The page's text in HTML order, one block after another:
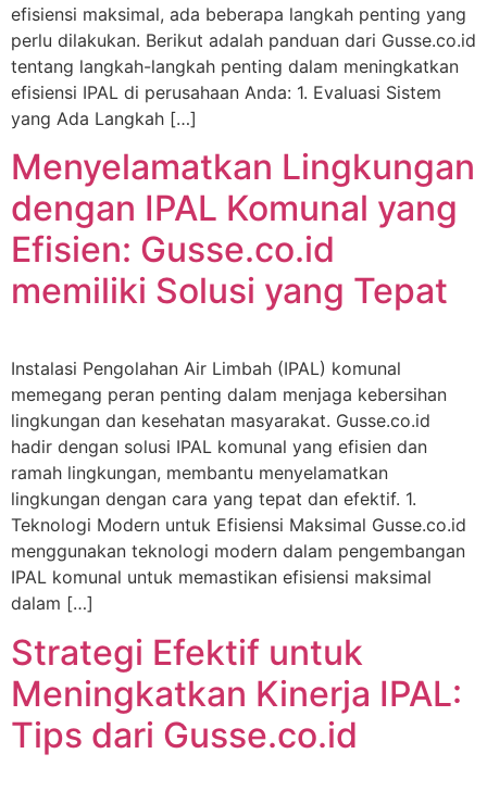
efisiensi maksimal, ada beberapa langkah penting yang
perlu dilakukan. Berikut adalah panduan dari Gusse.co.id
tentang langkah-langkah penting dalam meningkatkan
efisiensi IPAL di perusahaan Anda: 1. Evaluasi Sistem
yang Ada Langkah […]
Menyelamatkan Lingkungan
dengan IPAL Komunal yang
Efisien: Gusse.co.id
memiliki Solusi yang Tepat
Instalasi Pengolahan Air Limbah (IPAL) komunal
memegang peran penting dalam menjaga kebersihan
lingkungan dan kesehatan masyarakat. Gusse.co.id
hadir dengan solusi IPAL komunal yang efisien dan
ramah lingkungan, membantu menyelamatkan
lingkungan dengan cara yang tepat dan efektif. 1.
Teknologi Modern untuk Efisiensi Maksimal Gusse.co.id
menggunakan teknologi modern dalam pengembangan
IPAL komunal untuk memastikan efisiensi maksimal
dalam […]
Strategi Efektif untuk
Meningkatkan Kinerja IPAL:
Tips dari Gusse.co.id